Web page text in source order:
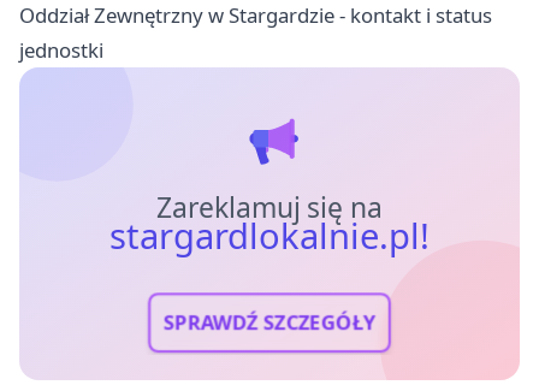
Oddział Zewnętrzny w Stargardzie - kontakt i status
jednostki
Zareklamuj się na
stargardlokalnie.pl!
SPRAWDŹ SZCZEGÓŁY